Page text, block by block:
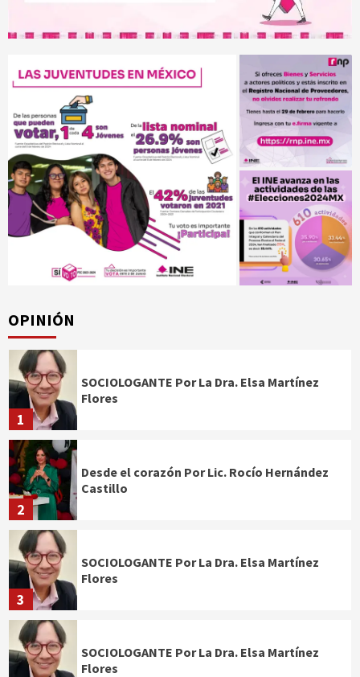
OPINIÓN
1
SOCIOLOGANTE Por La Dra. Elsa Martínez
Flores
2
Desde el corazón Por Lic. Rocío Hernández
Castillo
3
SOCIOLOGANTE Por La Dra. Elsa Martínez
Flores
SOCIOLOGANTE Por La Dra. Elsa Martínez
Flores